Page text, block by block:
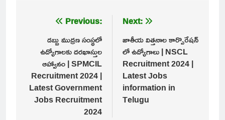
navigation
Previous:
డబ్బు ముద్రణ సంస్థలో
ఉద్యోగాలకు దరఖాస్తుల
ఆహ్వానం | SPMCIL
Recruitment 2024 |
Latest Government
Jobs Recruitment
2024
Next:
జాతీయ విత్తనాల కార్పొరేషన్
లో ఉద్యోగాలు | NSCL
Recruitment 2024 |
Latest Jobs
information in
Telugu